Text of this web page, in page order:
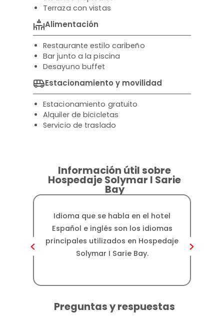
Terraza con vistas
Alimentación
Restaurante estilo caribeño
Bar junto a la piscina
Desayuno buffet
Estacionamiento y movilidad
Estacionamiento gratuito
Alquiler de bicicletas
Servicio de traslado
Información útil sobre
Hospedaje Solymar I Sarie
Bay
Idioma que se habla en el hotel
Español e inglés son los idiomas
principales utilizados en Hospedaje
Solymar I Sarie Bay.
Preguntas y respuestas